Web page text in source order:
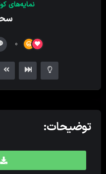
نمایه‌های
0
توضیحات: